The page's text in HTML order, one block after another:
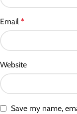
Email *
Website
Save my name,